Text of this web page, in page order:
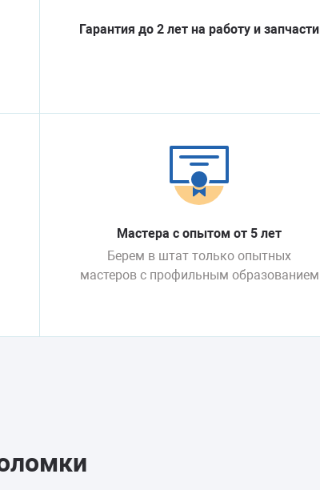
Гарантия до 2 лет на работу и запчасти
Мастера с опытом от 5 лет
Берем в штат только опытных
мастеров с профильным образованием